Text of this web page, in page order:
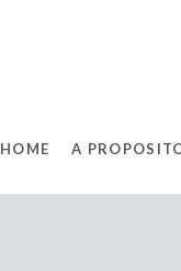
HOME A